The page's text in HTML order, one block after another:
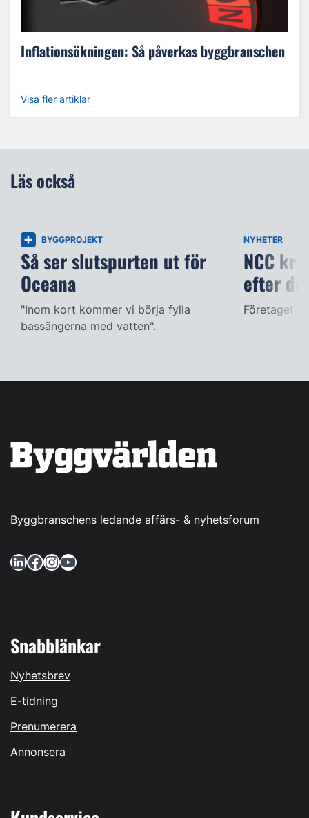
Inflationsökningen: Så påverkas byggbranschen
Visa fler artiklar
Läs också
BYGGPROJEKT
Så ser slutspurten ut för
Oceana
"Inom kort kommer vi börja fylla
bassängerna med vatten".
NYHETER
NCC
efter
Företaget
Byggbranschens ledande affärs- & nyhetsforum
LinkedIn Facebook InstagramYouTube
Snabblänkar
Nyhetsbrev
E-tidning
Prenumerera
Annonsera